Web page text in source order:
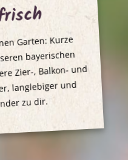
Garten: Kurze
bayerischen
Zier-, Balkon- und
langlebiger und
zu dir.